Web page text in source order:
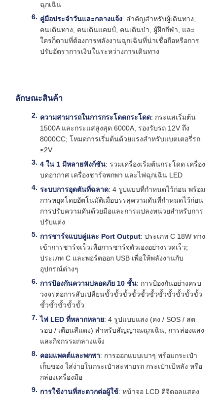
ฉุกเฉิน
คู่มือประจําวันและกลางแจ้ง: สําคัญสําหรับผู้เดินทาง,
คนเดินทาง, คนเดินแคมป์, คนเดินป่า, ผู้ฝึกกีฬา, และ
ใครก็ตามที่ต้องการพลังงานฉุกเฉินที่น่าเชื่อถือหรือการ
ปรับอัตราการเงินในระหว่างการเดินทาง
ลักษณะสินค้า
ความสามารถในการกระโดดกระโดด: กระแสเริ่มต้น
1500A และกระแสสูงสุด 6000A, รองรับรถ 12V ถึง
8000CC; โหมดการเริ่มต้นด้วยแรงสําหรับแบตเตอรี่รถ
≤2V
4 ใน 1 มีหลายฟังก์ชัน: รวมเครื่องเริ่มต้นกระโดด เครื่อง
บดอากาศ เครื่องชาร์จพกพา และไฟฉุกเฉิน LED
ระบบการอุดตันที่ฉลาด: 4 รูปแบบที่กําหนดไว้ก่อน พร้อม
การหยุดโดยอัตโนมัติเมื่อบรรลุความดันที่กําหนดไว้ก่อน
การปรับความดันด้วยมือและการแปลงหน่วยสําหรับการ
ปรับแต่ง
การชาร์จแบบคู่และ Port Output: ประเภท C 18W ทาง
เข้าการชาร์จเร็วเพื่อการชาร์จตัวเองอย่างรวดเร็ว;
ประเภท C และพอร์ตออก USB เพื่อให้พลังงานกับ
อุปกรณ์ต่างๆ
การป้องกันความปลอดภัย 10 ชั้น: การป้องกันอย่างครบ
วงจรต่อการสับเปลี่ยนขั้วขั้วขั้วขั้วขั้วขั้วขั้วขั้วขั้วขั้วขั้ว
ขั้วขั้วขั้วขั้วขั้ว
ไฟ LED ที่หลากหลาย: 4 รูปแบบแสง (คง / SOS / สต
รอบ / เตือนสีแดง) สําหรับสัญญาณฉุกเฉิน, การส่องแสง
และกิจกรรมกลางแจ้ง
คอมแพคต์และพกพา: การออกแบบเบาๆ พร้อมกระเป๋า
เก็บของ ใส่ง่ายในกระเป๋าสะพายรถ กระเป๋าเป้หลัง หรือ
กล่องเครื่องมือ
การใช้งานที่สะดวกต่อผู้ใช้: หน้าจอ LCD ดิจิตอลแสดง